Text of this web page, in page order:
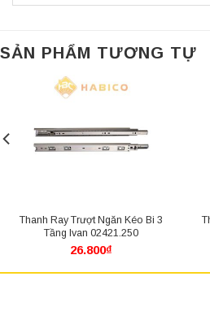
SẢN PHẨM TƯƠNG TỰ
Thanh Ray Trượt Ngăn Kéo Bi 3
Tầng Ivan 02421.250
26.800₫